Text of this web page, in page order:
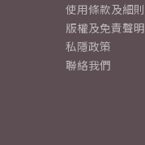
使用條款及細則
版權及免責聲明
私隱政策
聯絡我們